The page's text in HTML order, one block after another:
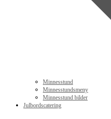
Minnesstund
Minnesstundsmeny
Minnesstund bilder
Julbordscatering